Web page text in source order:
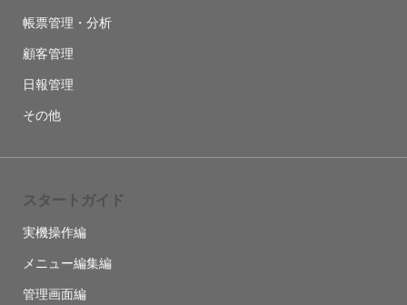
帳票管理・分析
顧客管理
日報管理
その他
スタートガイド
実機操作編
メニュー編集編
管理画面編